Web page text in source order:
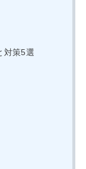
対策5選